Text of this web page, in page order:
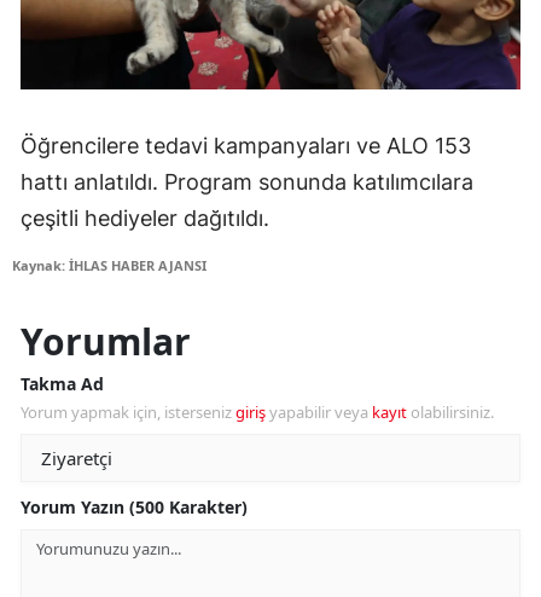
Öğrencilere tedavi kampanyaları ve ALO 153
hattı anlatıldı. Program sonunda katılımcılara
çeşitli hediyeler dağıtıldı.
Kaynak: İHLAS HABER AJANSI
Yorumlar
Takma Ad
Yorum yapmak için, istersenizgirişyapabilir veya kayıt olabilirsiniz.
Yorum Yazın (500 Karakter)